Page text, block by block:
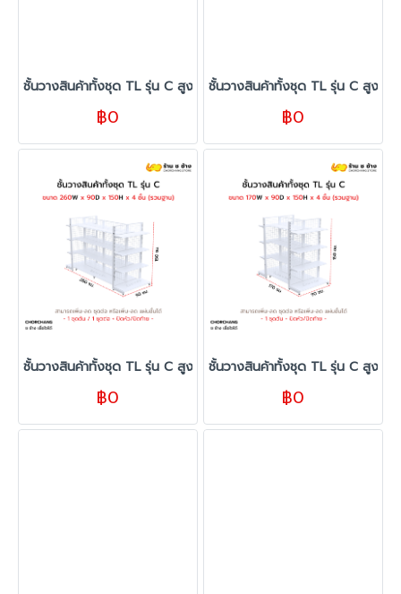
ชั้นวางสินค้าทั้งชุด TL รุ่น C สูง 150 cm. ยาว 440 cm. สีขาว
฿0
ชั้นวางสินค้าทั้งชุด TL รุ่น C สูง
฿0
ชั้นวางสินค้าทั้งชุด TL รุ่น C สูง 150 cm. ยาว 260 cm. สีขาว
฿0
ชั้นวางสินค้าทั้งชุด TL รุ่น C สูง
฿0